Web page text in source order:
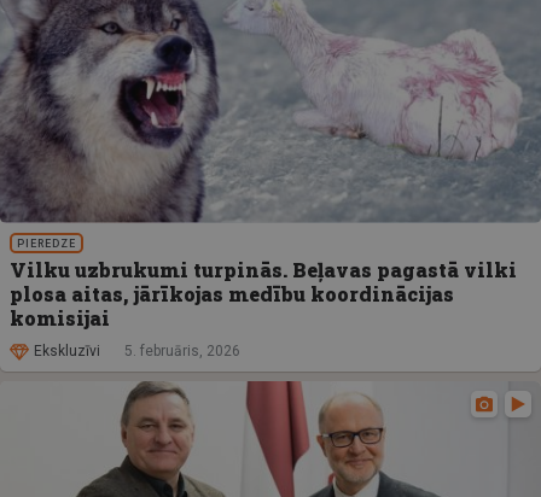
PIEREDZE
Vilku uzbrukumi turpinās. Beļavas pagastā vilki
plosa aitas, jārīkojas medību koordinācijas
komisijai
Ekskluzīvi 5. februāris, 2026